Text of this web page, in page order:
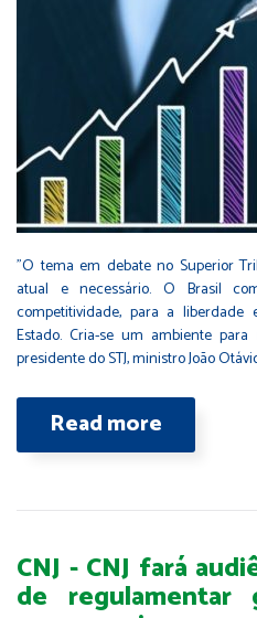
​​"O tema em debate no Superior
atual e necessário. O Brasil
competitividade, para a
Estado. Cria-se um ambiente
presidente do STJ, ministro João
Read more
CNJ - CNJ fará
de regulamentar